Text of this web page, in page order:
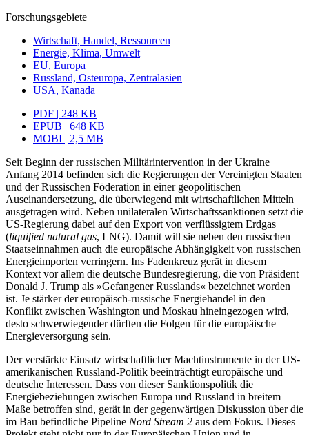
Forschungsgebiete
Wirtschaft, Handel, Ressourcen
Energie, Klima, Umwelt
EU, Europa
Russland, Osteuropa, Zentralasien
USA, Kanada
PDF | 248 KB
EPUB | 648 KB
MOBI | 2,5 MB
Seit Beginn der russischen Militärintervention in der Ukraine
Anfang 2014 befinden sich die Regierungen der Vereinigten Staaten
und der Russischen Föderation in einer geopolitischen
Auseinandersetzung, die überwiegend mit wirtschaftlichen Mitteln
ausgetragen wird. Neben unilateralen Wirtschaftssanktionen setzt die
US-Regierung dabei auf den Export von verflüssigtem Erdgas
(liquified natural gas, LNG). Damit will sie neben den russischen
Staatseinnahmen auch die europäische Abhängigkeit von russischen
Energieimporten verringern. Ins Fadenkreuz gerät in diesem
Kontext vor allem die deutsche Bundesregierung, die von Präsident
Donald J. Trump als »Gefangener Russ­lands« bezeichnet worden
ist. Je stärker der europäisch-russische Energiehandel in den
Konflikt zwischen Washington und Moskau hineingezogen wird,
desto schwerwiegender dürften die Folgen für die europäische
Energieversorgung sein.
Der verstärkte Einsatz wirtschaftlicher Machtinstrumente in der US-
amerikani­schen Russland-Politik beeinträchtigt euro­päische und
deutsche Interessen. Dass von dieser Sanktionspolitik die
Energiebeziehun­gen zwischen Europa und Russland in breitem
Maße betroffen sind, gerät in der gegen­wärtigen Diskussion über die
im Bau befind­liche Pipeline Nord Stream 2 aus dem Fokus. Dieses